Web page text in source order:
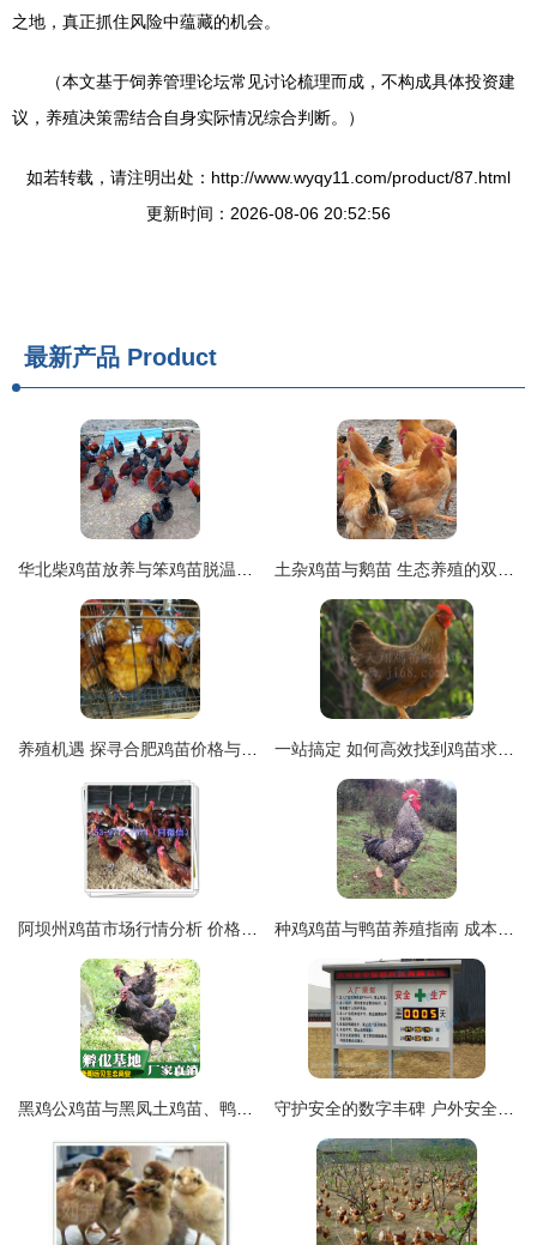
之地，真正抓住风险中蕴藏的机会。
（本文基于饲养管理论坛常见讨论梳理而成，不构成具体投资建
议，养殖决策需结合自身实际情况综合判断。）
如若转载，请注明出处：http://www.wyqy11.com/product/87.html
更新时间：2026-08-06 20:52:56
最新产品 Product